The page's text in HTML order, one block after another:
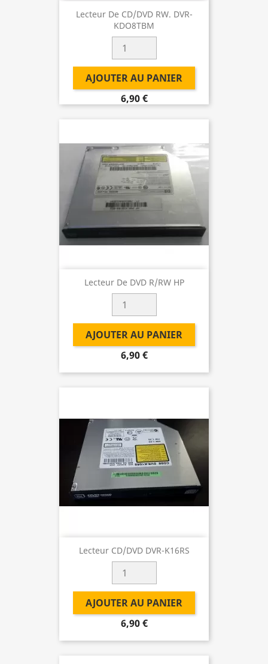
Lecteur De CD/DVD RW. DVR-
KDO8TBM
AJOUTER AU PANIER
6,90 €
Lecteur De DVD R/RW HP
AJOUTER AU PANIER
6,90 €
Lecteur CD/DVD DVR-K16RS
AJOUTER AU PANIER
6,90 €